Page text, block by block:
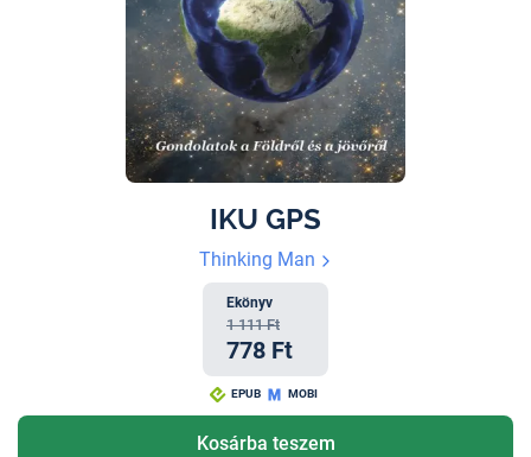
IKU GPS
Thinking Man
Ekönyv
1 111 Ft
778 Ft
EPUB MOBI
Kosárba teszem